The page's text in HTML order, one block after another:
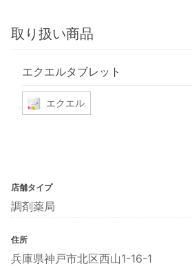
取り扱い商品
エクエルタブレット
エクエル
店舗タイプ
調剤薬局
住所
兵庫県神戸市北区西山1-16-1